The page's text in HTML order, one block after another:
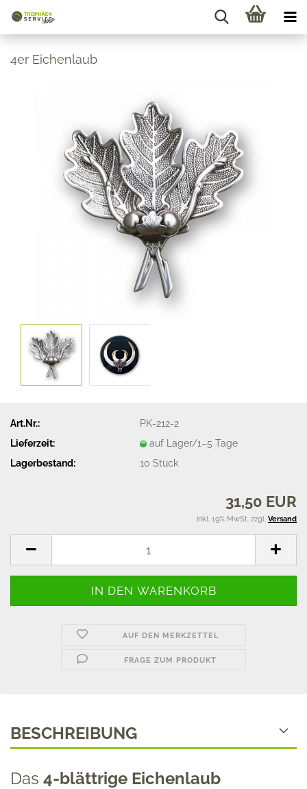
4er Eichenlaub
Art.Nr.:
PK-212-2
Lieferzeit:
auf Lager/1–5 Tage
Lagerbestand:
10Stück
31,50 EUR
inkl. 19% MwSt. zzgl. Versand
AUF DEN MERKZETTEL
FRAGE ZUM PRODUKT
BESCHREIBUNG
Das 4-blättrige Eichenlaub